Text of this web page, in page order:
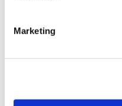
Marketing